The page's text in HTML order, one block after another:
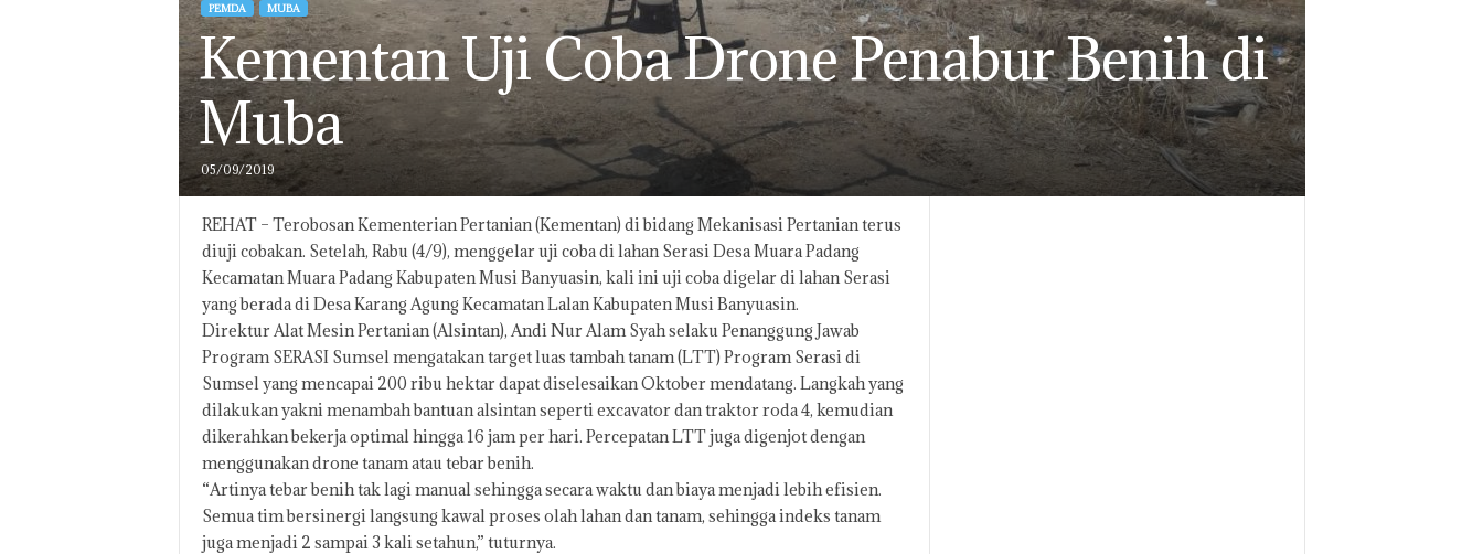
PEMDA MUBA
Kementan Uji Coba Drone Penabur Benih di
Muba
05/09/2019
REHAT – Terobosan Kementerian Pertanian (Kementan) di bidang Mekanisasi Pertanian terus
diuji cobakan. Setelah, Rabu (4/9), menggelar uji coba di lahan Serasi Desa Muara Padang
Kecamatan Muara Padang Kabupaten Musi Banyuasin, kali ini uji coba digelar di lahan Serasi
yang berada di Desa Karang Agung Kecamatan Lalan Kabupaten Musi Banyuasin.
Direktur Alat Mesin Pertanian (Alsintan), Andi Nur Alam Syah selaku Penanggung Jawab
Program SERASI Sumsel mengatakan target luas tambah tanam (LTT) Program Serasi di
Sumsel yang mencapai 200 ribu hektar dapat diselesaikan Oktober mendatang. Langkah yang
dilakukan yakni menambah bantuan alsintan seperti excavator dan traktor roda 4, kemudian
dikerahkan bekerja optimal hingga 16 jam per hari. Percepatan LTT juga digenjot dengan
menggunakan drone tanam atau tebar benih.
“Artinya tebar benih tak lagi manual sehingga secara waktu dan biaya menjadi lebih efisien.
Semua tim bersinergi langsung kawal proses olah lahan dan tanam, sehingga indeks tanam
juga menjadi 2 sampai 3 kali setahun,” tuturnya.